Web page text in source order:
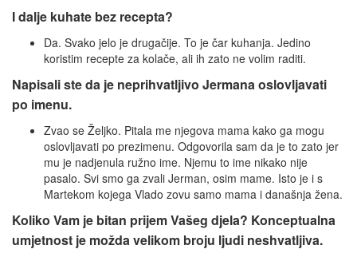
I dalje kuhate bez recepta?
Da. Svako jelo je drugačije. To je čar kuhanja. Jedino
koristim recepte za kolače, ali ih zato ne volim raditi.
Napisali ste da je neprihvatljivo Jermana oslovljavati
po imenu.
Zvao se Željko. Pitala me njegova mama kako ga mogu
oslovljavati po prezimenu. Odgovorila sam da je to zato jer
mu je nadjenula ružno ime. Njemu to ime nikako nije
pasalo. Svi smo ga zvali Jerman, osim mame. Isto je i s
Martekom kojega Vlado zovu samo mama i današnja žena.
Koliko Vam je bitan prijem Vašeg djela? Konceptualna
umjetnost je možda velikom broju ljudi neshvatljiva.